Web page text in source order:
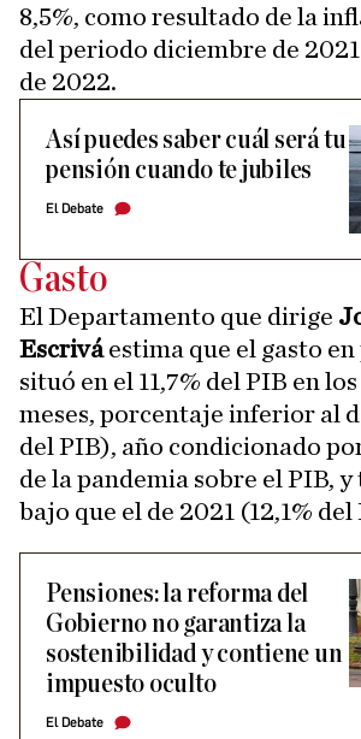
8,5%, como resultado de la
del periodo diciembre de
de 2022.
Así puedes saber cuál será tu
pensión cuando te jubiles
El Debate
Gasto
El Departamento que dirige
Escriváestima que el gasto en
situó en el 11,7% del PIB en
meses, porcentaje inferior al
del PIB), año condicionado
de la pandemia sobre el PIB,
bajo que el de 2021 (12,1% del
Pensiones: la reforma del
Gobierno no garantiza la
sostenibilidad y contiene un
impuesto oculto
El Debate